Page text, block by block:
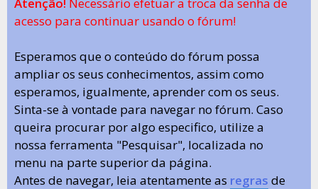
acesso para continuar usando o fórum!
Esperamos que o conteúdo do fórum possa
ampliar os seus conhecimentos, assim como
esperamos, igualmente, aprender com os seus.
Sinta-se à vontade para navegar no fórum. Caso
queira procurar por algo especifico, utilize a
nossa ferramenta "Pesquisar", localizada no
menu na parte superior da página.
Antes de navegar, leia atentamente as regras de